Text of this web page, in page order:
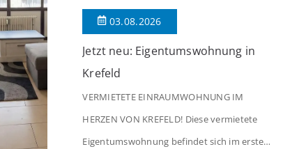
03.08.2026
Jetzt neu: Eigentumswohnung in
Krefeld
VERMIETETE EINRAUMWOHNUNG IM
HERZEN VON KREFELD! Diese vermietete
Eigentumswohnung befindet sich im ersten